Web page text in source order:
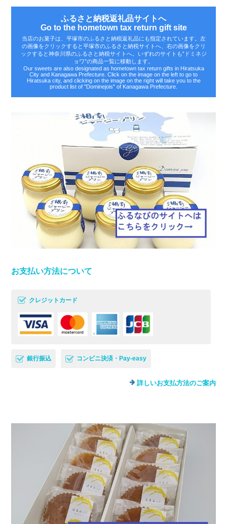
ふるさと納税返礼品サイトへ
Go to the hometown tax return gift site
当店のお菓子は、平塚市のふるさと納税返礼品にも指定されています。左
の画像をクリックすると平塚市のふるさと納税サイトへ、右の画像をクリ
ックすると神奈川県のふるさと納税サイトへ。いずれのサイトも‟ドミネジ
ョワ”の商品一覧に移動します。
Our sweets are also designated as hometown tax return gifts in Hiratsuka
City and Kanagawa Prefecture. Click on the image on the left to go to
Hiratsuka city, and clicking on the image on the right will take you to the
product list of "Dominejois" of Kanagawa Prefecture.
お支払い方法について
クレジットカード
銀行振込 コンビニ決済・Pay-easy
詳しいお支払方法のご案内